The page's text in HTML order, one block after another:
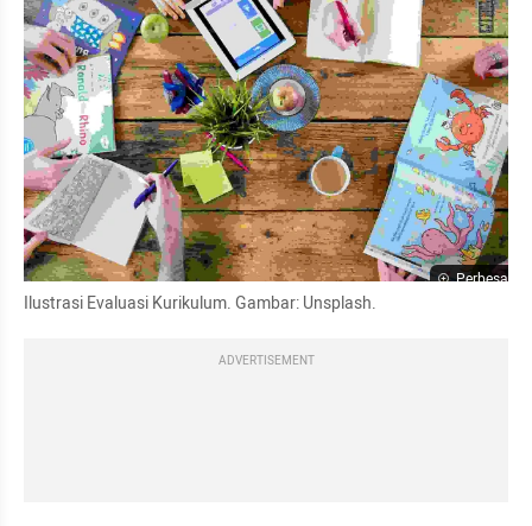
Perbesar
Ilustrasi Evaluasi Kurikulum. Gambar: Unsplash.
ADVERTISEMENT